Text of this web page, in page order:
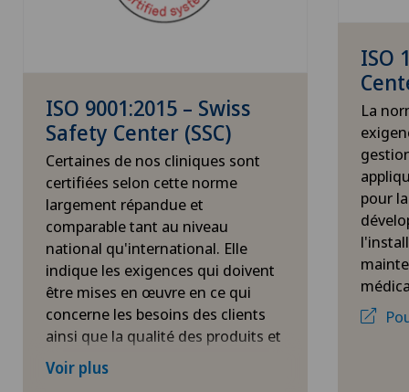
ISO 9001:2015 – Swiss
Safety Center (SSC)
Certaines de nos cliniques sont
certifiées selon cette norme
largement répandue et
comparable tant au niveau
national qu'international. Elle
indique les exigences qui doivent
être mises en œuvre en ce qui
concerne les besoins des clients
ainsi que la qualité des produits et
des services. La norme est donc
un instrument éprouvé pour
Voir plus
ISO
La
pour